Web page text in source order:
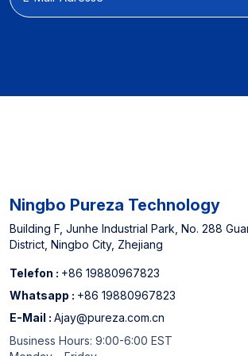
Leistungsoptimierung
Ningbo Pureza Technology
Building F, Junhe Industrial Park, No. 288
District, Ningbo City, Zhejiang
Telefon : +86 19880967823
Whatsapp : +86 19880967823
E-Mail : Ajay@pureza.com.cn
Business Hours: 9:00-6:00 EST